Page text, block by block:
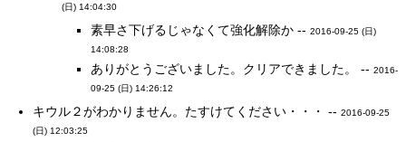
(日) 14:04:30
素早さ下げるじゃなくて強化解除か --2016-09-25 (日)
14:08:28
ありがとうございました。クリアできました。 --2016-
09-25 (日) 14:26:12
キウル２がわかりません。たすけてください・・・ --2016-09-25
(日) 12:03:25